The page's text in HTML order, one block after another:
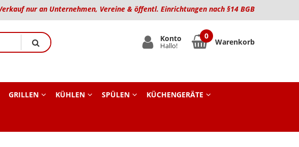
nur an Unternehmen, Vereine & öffentl. Einrichtungen nach §14 BGB
Konto
Hallo! Warenkorb
GRILLEN KÜHLEN SPÜLEN KÜCHENGERÄTE